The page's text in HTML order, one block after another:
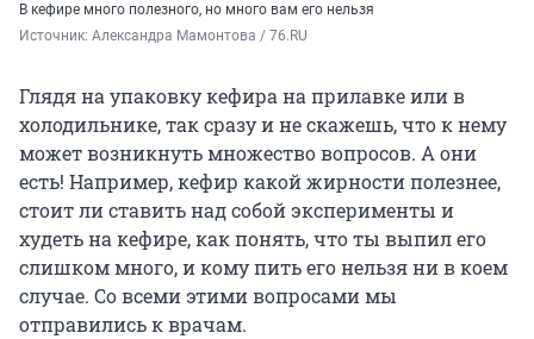
В кефире много полезного, но много вам его нельзя
Источник: Александра Мамонтова / 76.RU
Глядя на упаковку кефира на прилавке или в
холодильнике, так сразу и не скажешь, что к нему
может возникнуть множество вопросов. А они
есть! Например, кефир какой жирности полезнее,
стоит ли ставить над собой эксперименты и
худеть на кефире, как понять, что ты выпил его
слишком много, и кому пить его нельзя ни в коем
случае. Со всеми этими вопросами мы
отправились к врачам.